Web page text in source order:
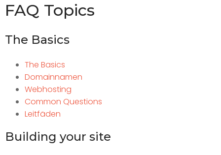
FAQ Topics
The Basics
The Basics
Domainnamen
Webhosting
Common Questions
Leitfäden
Building your site